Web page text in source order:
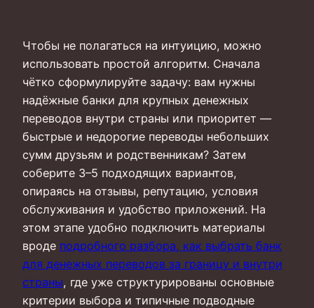
Чтобы не полагаться на интуицию, можно
использовать простой алгоритм. Сначала
чётко сформулируйте задачу: вам нужны
надёжные банки для крупных денежных
переводов внутри страны или приоритет —
быстрые и недорогие переводы небольших
сумм друзьям и родственникам? Затем
соберите 3–5 подходящих вариантов,
опираясь на отзывы, репутацию, условия
обслуживания и удобство приложений. На
этом этапе удобно подключить материалы
вроде подробного разбора, как выбрать банк
для денежных переводов за границу и внутри
страны, где уже структурированы основные
критерии выбора и типичные подводные